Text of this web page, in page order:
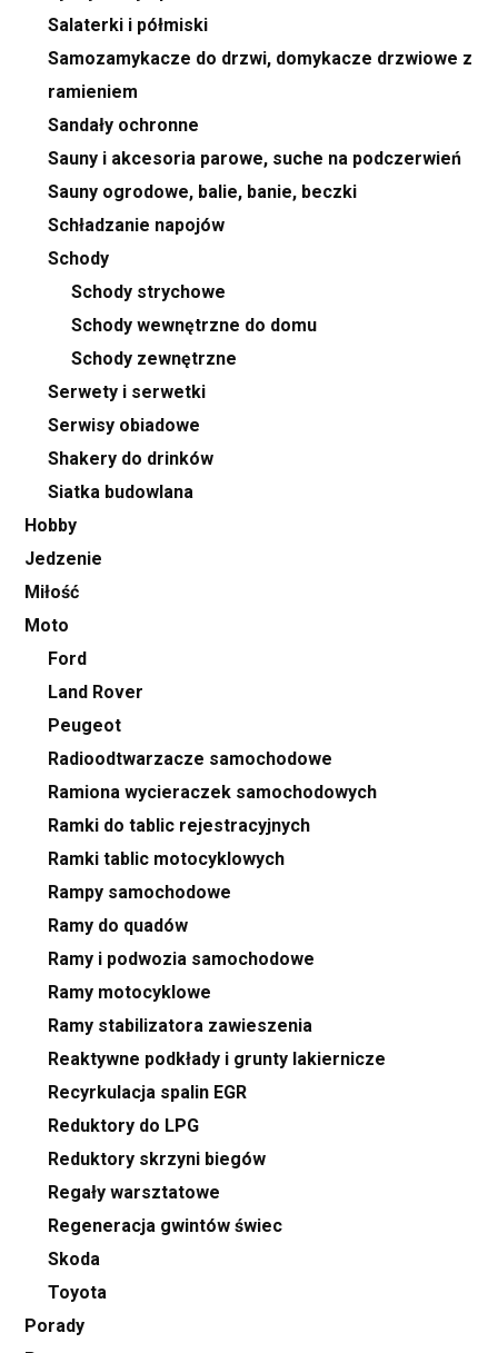
Salaterki i półmiski
Samozamykacze do drzwi, domykacze drzwiowe z
ramieniem
Sandały ochronne
Sauny i akcesoria parowe, suche na podczerwień
Sauny ogrodowe, balie, banie, beczki
Schładzanie napojów
Schody
Schody strychowe
Schody wewnętrzne do domu
Schody zewnętrzne
Serwety i serwetki
Serwisy obiadowe
Shakery do drinków
Siatka budowlana
Hobby
Jedzenie
Miłość
Moto
Ford
Land Rover
Peugeot
Radioodtwarzacze samochodowe
Ramiona wycieraczek samochodowych
Ramki do tablic rejestracyjnych
Ramki tablic motocyklowych
Rampy samochodowe
Ramy do quadów
Ramy i podwozia samochodowe
Ramy motocyklowe
Ramy stabilizatora zawieszenia
Reaktywne podkłady i grunty lakiernicze
Recyrkulacja spalin EGR
Reduktory do LPG
Reduktory skrzyni biegów
Regały warsztatowe
Regeneracja gwintów świec
Skoda
Toyota
Porady